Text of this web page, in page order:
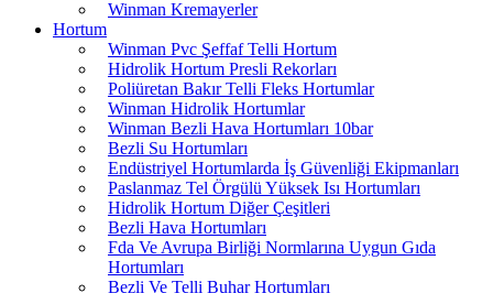
Winman Kremayerler
Hortum
Winman Pvc Şeffaf Telli Hortum
Hidrolik Hortum Presli Rekorları
Poliüretan Bakır Telli Fleks Hortumlar
Winman Hidrolik Hortumlar
Winman Bezli Hava Hortumları 10bar
Bezli Su Hortumları
Endüstriyel Hortumlarda İş Güvenliği Ekipmanları
Paslanmaz Tel Örgülü Yüksek Isı Hortumları
Hidrolik Hortum Diğer Çeşitleri
Bezli Hava Hortumları
Fda Ve Avrupa Birliği Normlarına Uygun Gıda
Hortumları
Bezli Ve Telli Buhar Hortumları